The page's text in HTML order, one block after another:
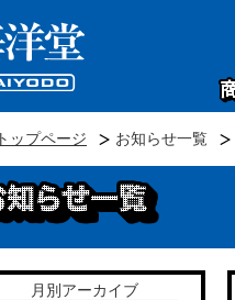
トップページ お知らせ一覧
月別アーカイブ